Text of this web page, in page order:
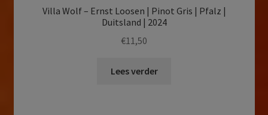
Villa Wolf – Ernst Loosen | Pinot Gris | Pfalz |
Duitsland | 2024
€11,50
Lees verder